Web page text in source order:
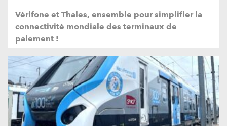
Vérifone et Thales, ensemble pour simplifier la
connectivité mondiale des terminaux de
paiement !